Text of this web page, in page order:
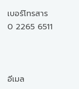
เบอร์โทรสาร
0 2265 6511
อีเมล